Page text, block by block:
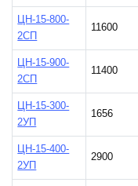
ЦН-15-800-
2СП
11600
ЦН-15-900-
2СП
11400
ЦН-15-300-
2УП
1656
ЦН-15-400-
2УП
2900